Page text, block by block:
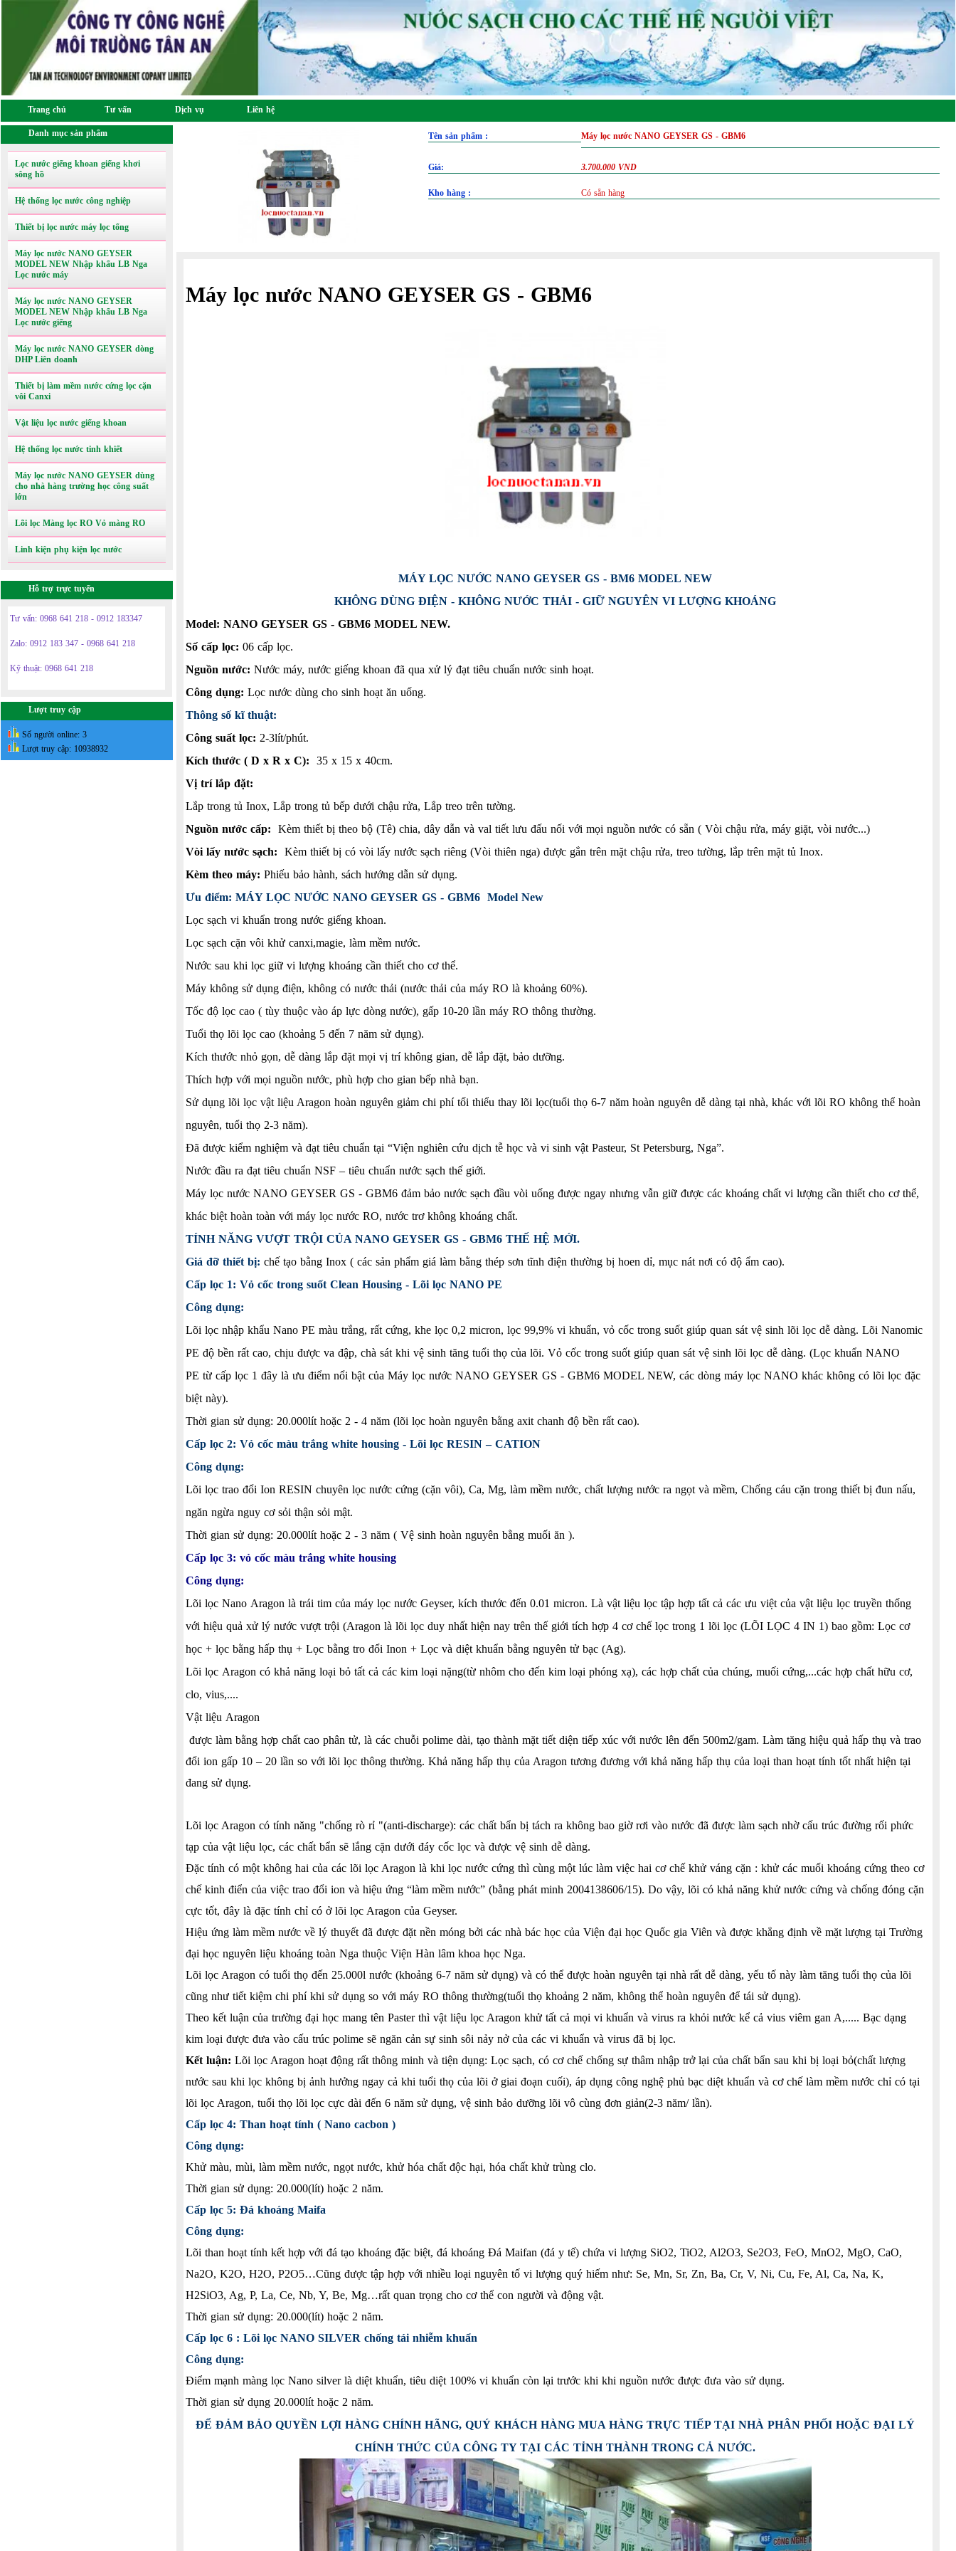
Trang chủ Tư vấn Dịch vụ Liên hệ
Danh mục sản phẩm
Lọc nước giếng khoan giếng khơi
sông hồ
Hệ thống lọc nước công nghiệp
Thiết bị lọc nước máy lọc tổng
Máy lọc nước NANO GEYSER
MODEL NEW Nhập khẩu LB Nga
Lọc nước máy
Máy lọc nước NANO GEYSER
MODEL NEW Nhập khẩu LB Nga
Lọc nước giếng
Máy lọc nước NANO GEYSER dòng
DHP Liên doanh
Thiết bị làm mềm nước cứng lọc cặn
vôi Canxi
Vật liệu lọc nước giếng khoan
Hệ thống lọc nước tinh khiết
Máy lọc nước NANO GEYSER dùng
cho nhà hàng trường học công suất
lớn
Lõi lọc Màng lọc RO Vỏ màng RO
Linh kiện phụ kiện lọc nước
Hỗ trợ trực tuyến
Tư vấn: 0968 641 218 - 0912 183347
Zalo: 0912 183 347 - 0968 641 218
Kỹ thuật: 0968 641 218
Lượt truy cập
Số người online: 3
Lượt truy cập: 10938932
Tên sản phẩm : Máy lọc nước NANO GEYSER GS - GBM6
Giá: 3.700.000 VND
Kho hàng : Có sẵn hàng
Máy lọc nước NANO GEYSER GS - GBM6
MÁY LỌC NƯỚC NANO GEYSER GS - BM6 MODEL NEW
KHÔNG DÙNG ĐIỆN - KHÔNG NƯỚC THẢI - GIỮ NGUYÊN VI LƯỢNG KHOÁNG
Model: NANO GEYSER GS - GBM6 MODEL NEW.
Số cấp lọc: 06 cấp lọc.
Nguồn nước: Nước máy, nước giếng khoan đã qua xử lý đạt tiêu chuẩn nước sinh hoạt.
Công dụng: Lọc nước dùng cho sinh hoạt ăn uống.
Thông số kĩ thuật:
Công suất lọc: 2-3lít/phút.
Kích thước ( D x R x C): 35 x 15 x 40cm.
Vị trí lắp đặt:
Lắp trong tủ Inox, Lắp trong tủ bếp dưới chậu rửa, Lắp treo trên tường.
Nguồn nước cấp: Kèm thiết bị theo bộ (Tê) chia, dây dẫn và val tiết lưu đấu nối với mọi nguồn nước có sẵn ( Vòi chậu rửa, máy giặt, vòi nước...)
Vòi lấy nước sạch: Kèm thiết bị có vòi lấy nước sạch riêng (Vòi thiên nga) được gắn trên mặt chậu rửa, treo tường, lắp trên mặt tủ Inox.
Kèm theo máy: Phiếu bảo hành, sách hướng dẫn sử dụng.
Ưu điểm: MÁY LỌC NƯỚC NANO GEYSER GS - GBM6 Model New
Lọc sạch vi khuẩn trong nước giếng khoan.
Lọc sạch cặn vôi khử canxi,magie, làm mềm nước.
Nước sau khi lọc giữ vi lượng khoáng cần thiết cho cơ thể.
Máy không sử dụng điện, không có nước thải (nước thải của máy RO là khoảng 60%).
Tốc độ lọc cao ( tùy thuộc vào áp lực dòng nước), gấp 10-20 lần máy RO thông thường.
Tuổi thọ lõi lọc cao (khoảng 5 đến 7 năm sử dụng).
Kích thước nhỏ gọn, dễ dàng lắp đặt mọi vị trí không gian, dễ lắp đặt, bảo dưỡng.
Thích hợp với mọi nguồn nước, phù hợp cho gian bếp nhà bạn.
Sử dụng lõi lọc vật liệu Aragon hoàn nguyên giảm chi phí tối thiểu thay lõi lọc(tuổi thọ 6-7 năm hoàn nguyên dễ dàng tại nhà, khác với lõi RO không thể hoàn
nguyên, tuổi thọ 2-3 năm).
Đã được kiểm nghiệm và đạt tiêu chuẩn tại “Viện nghiên cứu dịch tễ học và vi sinh vật Pasteur, St Petersburg, Nga”.
Nước đầu ra đạt tiêu chuẩn NSF – tiêu chuẩn nước sạch thế giới.
Máy lọc nước NANO GEYSER GS - GBM6 đảm bảo nước sạch đầu vòi uống được ngay nhưng vẫn giữ được các khoáng chất vi lượng cần thiết cho cơ thể,
khác biệt hoàn toàn với máy lọc nước RO, nước trơ không khoáng chất.
TÍNH NĂNG VƯỢT TRỘI CỦA NANO GEYSER GS - GBM6 THẾ HỆ MỚI.
Giá đỡ thiết bị: chế tạo bằng Inox ( các sản phẩm giá làm bằng thép sơn tĩnh điện thường bị hoen dỉ, mục nát nơi có độ ẩm cao).
Cấp lọc 1: Vỏ cốc trong suốt Clean Housing - Lõi lọc NANO PE
Công dụng:
Lõi lọc nhập khẩu Nano PE màu trắng, rất cứng, khe lọc 0,2 micron, lọc 99,9% vi khuẩn, vỏ cốc trong suốt giúp quan sát vệ sinh lõi lọc dễ dàng. Lõi Nanomic
PE độ bền rất cao, chịu được va đập, chà sát khi vệ sinh tăng tuổi thọ của lõi. Vỏ cốc trong suốt giúp quan sát vệ sinh lõi lọc dễ dàng. (Lọc khuẩn NANO
PE từ cấp lọc 1 đây là ưu điểm nổi bật của Máy lọc nước NANO GEYSER GS - GBM6 MODEL NEW, các dòng máy lọc NANO khác không có lõi lọc đặc
biệt này).
Thời gian sử dụng: 20.000lít hoặc 2 - 4 năm (lõi lọc hoàn nguyên bằng axit chanh độ bền rất cao).
Cấp lọc 2: Vỏ cốc màu trắng white housing - Lõi lọc RESIN – CATION
Công dụng:
Lõi lọc trao đổi Ion RESIN chuyên lọc nước cứng (cặn vôi), Ca, Mg, làm mềm nước, chất lượng nước ra ngọt và mềm, Chống cáu cặn trong thiết bị đun nấu,
ngăn ngừa nguy cơ sỏi thận sỏi mật.
Thời gian sử dụng: 20.000lít hoặc 2 - 3 năm ( Vệ sinh hoàn nguyên bằng muối ăn ).
Cấp lọc 3: vỏ cốc màu trắng white housing
Công dụng:
Lõi lọc Nano Aragon là trái tim của máy lọc nước Geyser, kích thước đến 0.01 micron. Là vật liệu lọc tập hợp tất cả các ưu việt của vật liệu lọc truyền thống
với hiệu quả xử lý nước vượt trội (Aragon là lõi lọc duy nhất hiện nay trên thế giới tích hợp 4 cơ chế lọc trong 1 lõi lọc (LÕI LỌC 4 IN 1) bao gồm: Lọc cơ
học + lọc bằng hấp thụ + Lọc bằng tro đổi Inon + Lọc và diệt khuẩn bằng nguyên tử bạc (Ag).
Lõi lọc Aragon có khả năng loại bỏ tất cả các kim loại nặng(từ nhôm cho đến kim loại phóng xạ), các hợp chất của chúng, muối cứng,...các hợp chất hữu cơ,
clo, vius,....
Vật liệu Aragon
được làm bằng hợp chất cao phân tử, là các chuỗi polime dài, tạo thành mặt tiết diện tiếp xúc với nước lên đến 500m2/gam. Làm tăng hiệu quả hấp thụ và trao
đổi ion gấp 10 – 20 lần so với lõi lọc thông thường. Khả năng hấp thụ của Aragon tương đương với khả năng hấp thụ của loại than hoạt tính tốt nhất hiện tại
đang sử dụng.
Lõi lọc Aragon có tính năng "chống rò rỉ "(anti-discharge): các chất bẩn bị tách ra không bao giờ rơi vào nước đã được làm sạch nhờ cấu trúc đường rối phức
tạp của vật liệu lọc, các chất bẩn sẽ lắng cặn dưới đáy cốc lọc và được vệ sinh dễ dàng.
Đặc tính có một không hai của các lõi lọc Aragon là khi lọc nước cứng thì cùng một lúc làm việc hai cơ chế khử váng cặn : khử các muối khoáng cứng theo cơ
chế kinh điển của việc trao đổi ion và hiệu ứng “làm mềm nước” (bằng phát minh 2004138606/15). Do vậy, lõi có khả năng khử nước cứng và chống đóng cặn
cực tốt, đây là đặc tính chỉ có ở lõi lọc Aragon của Geyser.
Hiệu ứng làm mềm nước về lý thuyết đã được đặt nền móng bởi các nhà bác học của Viện đại học Quốc gia Viên và được khẳng định về mặt lượng tại Trường
đại học nguyên liệu khoáng toàn Nga thuộc Viện Hàn lâm khoa học Nga.
Lõi lọc Aragon có tuổi thọ đến 25.000l nước (khoảng 6-7 năm sử dụng) và có thể được hoàn nguyên tại nhà rất dễ dàng, yếu tố này làm tăng tuổi thọ của lõi
cũng như tiết kiệm chi phí khi sử dụng so với máy RO thông thường(tuổi thọ khoảng 2 năm, không thể hoàn nguyên để tái sử dụng).
Theo kết luận của trường đại học mang tên Paster thì vật liệu lọc Aragon khử tất cả mọi vi khuẩn và virus ra khỏi nước kể cả vius viêm gan A,..... Bạc dạng
kim loại được đưa vào cấu trúc polime sẽ ngăn cản sự sinh sôi nảy nở của các vi khuẩn và virus đã bị lọc.
Kết luận: Lõi lọc Aragon hoạt động rất thông minh và tiện dụng: Lọc sạch, có cơ chế chống sự thâm nhập trở lại của chất bẩn sau khi bị loại bỏ(chất lượng
nước sau khi lọc không bị ảnh hưởng ngay cả khi tuổi thọ của lõi ở giai đoạn cuối), áp dụng công nghệ phủ bạc diệt khuẩn và cơ chế làm mềm nước chỉ có tại
lõi lọc Aragon, tuổi thọ lõi lọc cực dài đến 6 năm sử dụng, vệ sinh bảo dưỡng lõi vô cùng đơn giản(2-3 năm/ lần).
Cấp lọc 4: Than hoạt tính ( Nano cacbon )
Công dụng:
Khử màu, mùi, làm mềm nước, ngọt nước, khử hóa chất độc hại, hóa chất khử trùng clo.
Thời gian sử dụng: 20.000(lít) hoặc 2 năm.
Cấp lọc 5: Đá khoáng Maifa
Công dụng:
Lõi than hoạt tính kết hợp với đá tạo khoáng đặc biệt, đá khoáng Đá Maifan (đá y tế) chứa vi lượng SiO2, TiO2, Al2O3, Se2O3, FeO, MnO2, MgO, CaO,
Na2O, K2O, H2O, P2O5…Cũng được tập hợp với nhiều loại nguyên tố vi lượng quý hiếm như: Se, Mn, Sr, Zn, Ba, Cr, V, Ni, Cu, Fe, Al, Ca, Na, K,
H2SiO3, Ag, P, La, Ce, Nb, Y, Be, Mg…rất quan trọng cho cơ thể con người và động vật.
Thời gian sử dụng: 20.000(lít) hoặc 2 năm.
Cấp lọc 6 : Lõi lọc NANO SILVER chống tái nhiễm khuẩn
Công dụng:
Điểm mạnh màng lọc Nano silver là diệt khuẩn, tiêu diệt 100% vi khuẩn còn lại trước khi khi nguồn nước được đưa vào sử dụng.
Thời gian sử dụng 20.000lít hoặc 2 năm.
ĐỂ ĐẢM BẢO QUYỀN LỢI HÀNG CHÍNH HÃNG, QUÝ KHÁCH HÀNG MUA HÀNG TRỰC TIẾP TẠI NHÀ PHÂN PHỐI HOẶC ĐẠI LÝ
CHÍNH THỨC CỦA CÔNG TY TẠI CÁC TỈNH THÀNH TRONG CẢ NƯỚC.